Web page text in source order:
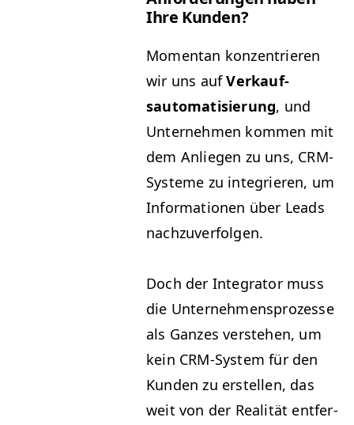
Ihre Kunden?
Momen­tan konzen­tri­eren
wir uns aufVerkauf­
sautoma­tisierung, und
Unternehmen kom­men mit
dem Anliegen zu uns, CRM-
Sys­teme zu inte­gri­eren, um
Infor­ma­tio­nen über Leads
nachzuverfolgen.
Doch der Inte­gra­tor muss
die Unternehmen­sprozesse
als Ganzes ver­ste­hen, um
kein CRM-Sys­tem für den
Kun­den zu erstellen, das
weit von der Real­ität ent­fer­